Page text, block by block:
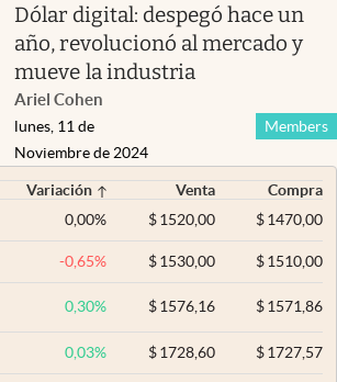
Dólar digital: despegó hace un
año, revolucionó al mercado y
mueve la industria
Ariel Cohen
Members
lunes, 11 de
Noviembre de 2024
Variación Venta
Compra
0,00% $ 1520,00 $1470,00
-0,65% $ 1530,00 $1510,00
0,30% $ 1576,16 $1571,86
0,03% $ 1728,60 $1727,57